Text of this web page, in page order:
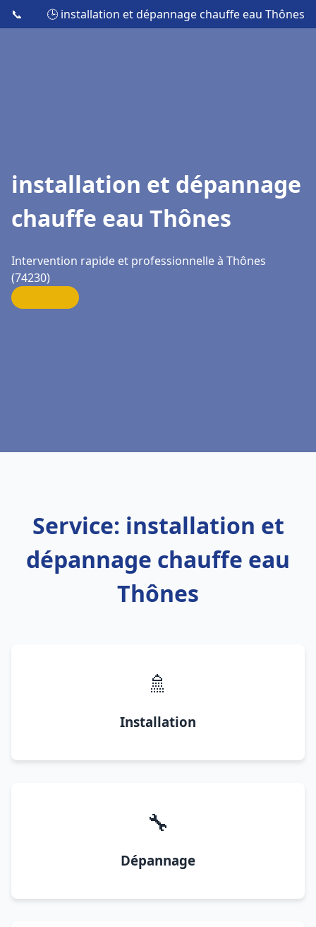
📞 🕒 installation et dépannage chauffe eau Thônes
installation et dépannage
chauffe eau Thônes
Intervention rapide et professionnelle à Thônes
(74230)
Service: installation et
dépannage chauffe eau
Thônes
🚿
Installation
🔧
Dépannage